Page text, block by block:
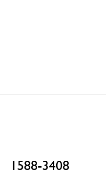
1588-3408